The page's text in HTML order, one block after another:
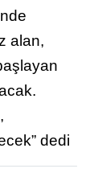
alan,
dedi